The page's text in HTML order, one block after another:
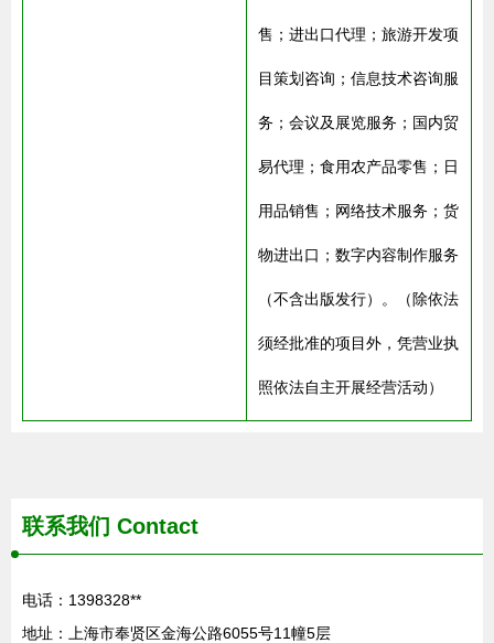
售；进出口代理；旅游开发项
目策划咨询；信息技术咨询服
务；会议及展览服务；国内贸
易代理；食用农产品零售；日
用品销售；网络技术服务；货
物进出口；数字内容制作服务
（不含出版发行）。（除依法
须经批准的项目外，凭营业执
照依法自主开展经营活动）
联系我们 Contact
电话：1398328**
地址：上海市奉贤区金海公路6055号11幢5层